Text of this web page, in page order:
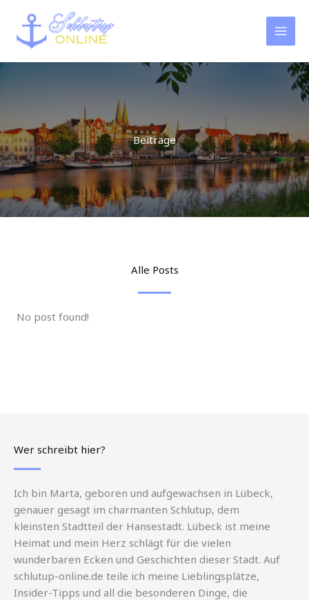
Inhalt
springen
Beiträge
Alle Posts
No post found!
Wer schreibt hier?
Ich bin Marta, geboren und aufgewachsen in Lübeck,
genauer gesagt im charmanten Schlutup, dem
kleinsten Stadtteil der Hansestadt. Lübeck ist meine
Heimat und mein Herz schlägt für die vielen
wunderbaren Ecken und Geschichten dieser Stadt. Auf
schlutup-online.de teile ich meine Lieblingsplätze,
Insider-Tipps und all die besonderen Dinge, die